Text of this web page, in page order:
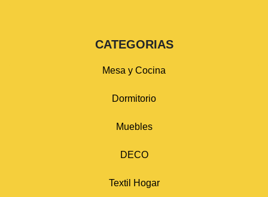
CATEGORIAS
Mesa y Cocina
Dormitorio
Muebles
DECO
Textil Hogar